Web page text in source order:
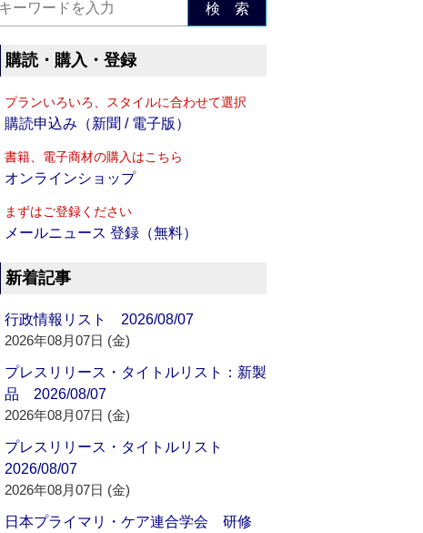
検 索
購読・購入・登録
プランいろいろ、スタイルに合わせて選択
購読申込み（新聞 / 電子版）
書籍、電子商材の購入はこちら
オンラインショップ
まずはご登録ください
メールニュース 登録（無料）
新着記事
行政情報リスト 2026/08/07
2026年08月07日 (金)
プレスリリース・タイトルリスト：新製
品 2026/08/07
2026年08月07日 (金)
プレスリリース・タイトルリスト
2026/08/07
2026年08月07日 (金)
日本プライマリ・ケア連合学会 研修